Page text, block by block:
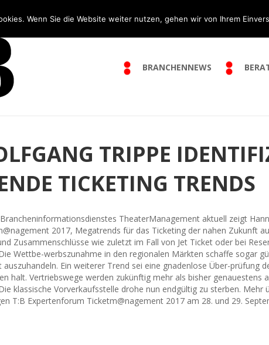
BRANCHENNEWS
TRIPPE
TICKETING TRENDS
TheaterManagement aktuell zeigt
2017, Megatrends für das Ticketing der nahen Zukunft
Zusammenschlüsse wie zuletzt im Fall von Jet Ticket oder bei
Wettbe-werbszunahme in den regionalen Märkten schaffe sogar
Ein weiterer Trend sei eine gnadenlose Über-prüfung
halt. Vertriebswege werden zukünftig mehr als bisher genauestens
klassische Vorverkaufsstelle drohe nun endgültig zu sterben. Mehr
T:B Expertenforum Ticketm@nagement 2017 am 28. und 29.
Wenn Sie die Website weiter nutzen, gehen wir von Ihrem